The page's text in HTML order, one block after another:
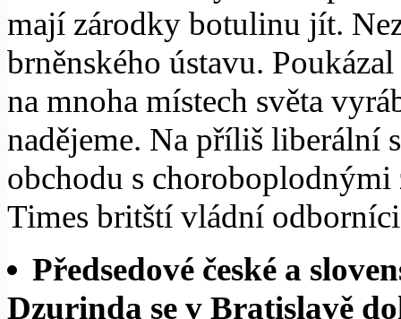
mají zárodky botulinu jít.
brněnského ústavu.
na mnoha místech světa
nadějeme. Na příliš liberální
obchodu s
Times britští vládní
Předsedové české a
Dzurinda se v Bratislavě